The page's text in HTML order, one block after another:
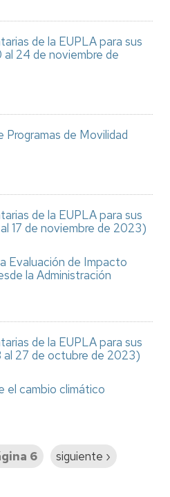
de la EUPLA para sus
al 24 de noviembre de
de Movilidad
de la EUPLA para sus
17 de noviembre de 2023)
Evaluación de Impacto
la Administración
de la EUPLA para sus
al 27 de octubre de 2023)
el cambio climático
6
Siguiente
siguiente ›